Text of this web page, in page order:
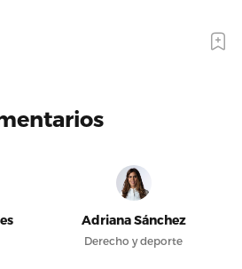
Adriana Sánchez
Derecho y deporte